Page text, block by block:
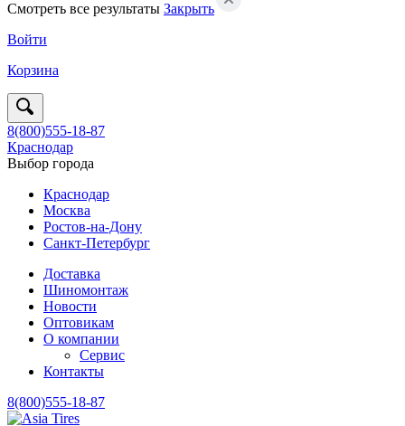
Смотреть все результаты Закрыть
Войти
Корзина
8(800)555-18-87
Краснодар
Выбор города
Краснодар
Москва
Ростов-на-Дону
Санкт-Петербург
Доставка
Шиномонтаж
Новости
Оптовикам
О компании
Сервис
Контакты
8(800)555-18-87